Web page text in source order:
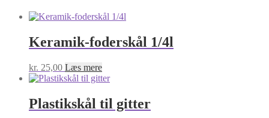
Keramik-foderskål 1/4l
kr. 25,00 Læs mere
Plastikskål til gitter